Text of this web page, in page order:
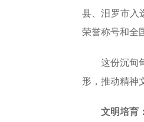
县、汨罗市入
荣誉称号和全
这份沉甸
形，推动精神
文明培育